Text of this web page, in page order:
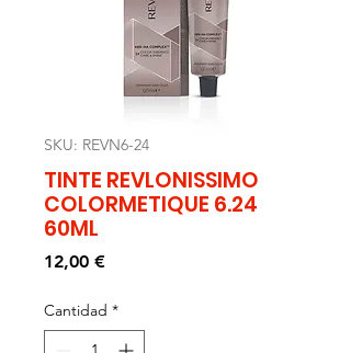
SKU: REVN6-24
TINTE REVLONISSIMO
COLORMETIQUE 6.24
60ML
12,00 €Precio
Cantidad *